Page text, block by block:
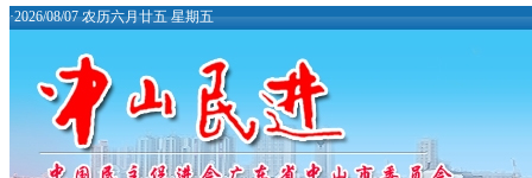
·2026/08/07 农历六月廿五 星期五